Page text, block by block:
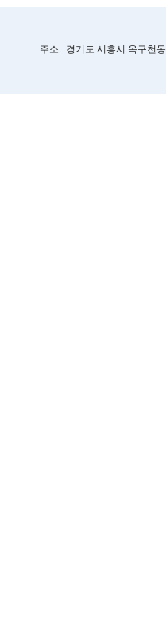
주소 : 경기도 시흥시 옥구천